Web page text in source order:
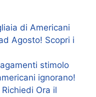
di Americani
Agosto! Scopri i
stimolo
ignorano!
Ora il